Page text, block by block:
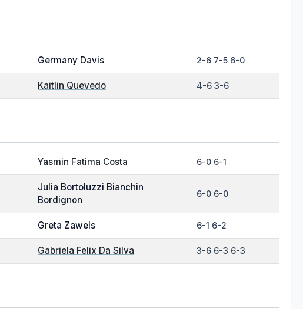
Germany Davis 2-6 7-5 6-0
Kaitlin Quevedo 4-6 3-6
Yasmin Fatima Costa 6-0 6-1
Julia Bortoluzzi Bianchin
Bordignon
6-0 6-0
Greta Zawels 6-1 6-2
Gabriela Felix Da Silva 3-6 6-3 6-3